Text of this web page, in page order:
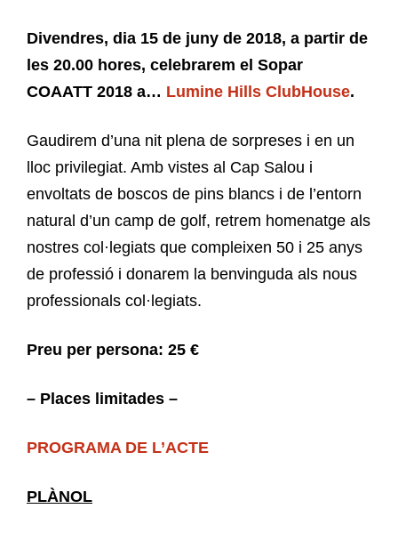
Divendres, dia 15 de juny de 2018, a partir de
les 20.00 hores, celebrarem el Sopar
COAATT 2018 a… Lumine Hills ClubHouse.
Gaudirem d’una nit plena de sorpreses i en un
lloc privilegiat. Amb vistes al Cap Salou i
envoltats de boscos de pins blancs i de l’entorn
natural d’un camp de golf, retrem homenatge als
nostres col·legiats que compleixen 50 i 25 anys
de professió i donarem la benvinguda als nous
professionals col·legiats.
Preu per persona: 25 €
– Places limitades –
PROGRAMA DE L’ACTE
PLÀNOL